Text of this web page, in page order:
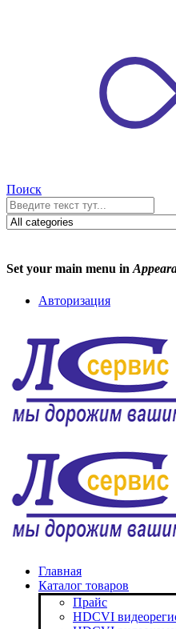
Поиск
Set your main menu in
Авторизация
Главная
Каталог товаров
Прайс
HDCVI